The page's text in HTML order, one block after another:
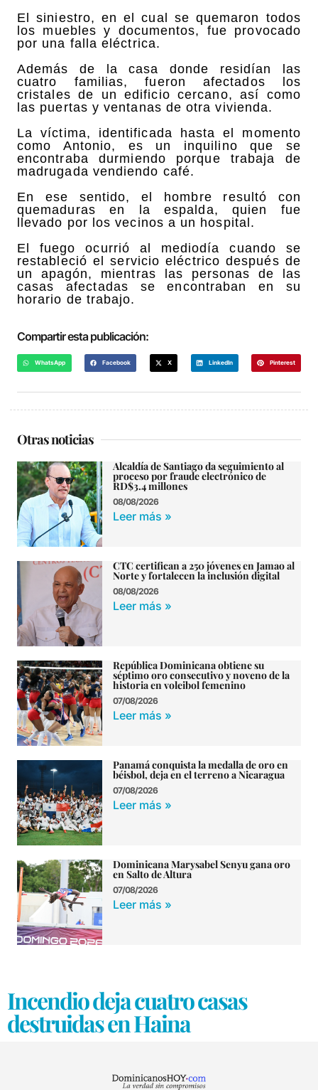
El siniestro, en el cual se quemaron todos
los muebles y documentos, fue provocado
por una falla eléctrica.
Además de la casa donde residían las
cuatro familias, fueron afectados los
cristales de un edificio cercano, así como
las puertas y ventanas de otra vivienda.
La víctima, identificada hasta el momento
como Antonio, es un inquilino que se
encontraba durmiendo porque trabaja de
madrugada vendiendo café.
En ese sentido, el hombre resultó con
quemaduras en la espalda, quien fue
llevado por los vecinos a un hospital.
El fuego ocurrió al mediodía cuando se
restableció el servicio eléctrico después de
un apagón, mientras las personas de las
casas afectadas se encontraban en su
horario de trabajo.
Compartir esta publicación:
WhatsApp Facebook X LinkedIn Pinterest
Otras noticias
Alcaldía de Santiago da seguimiento al
proceso por fraude electrónico de
RD$3.4 millones
08/08/2026
Leer más »
CTC certifican a 250 jóvenes en Jamao al
Norte y fortalecen la inclusión digital
08/08/2026
Leer más »
República Dominicana obtiene su
séptimo oro consecutivo y noveno de la
historia en voleibol femenino
07/08/2026
Leer más »
Panamá conquista la medalla de oro en
béisbol, deja en el terreno a Nicaragua
07/08/2026
Leer más »
Dominicana Marysabel Senyu gana oro
en Salto de Altura
07/08/2026
Leer más »
Incendio deja cuatro casas
destruidas en Haina